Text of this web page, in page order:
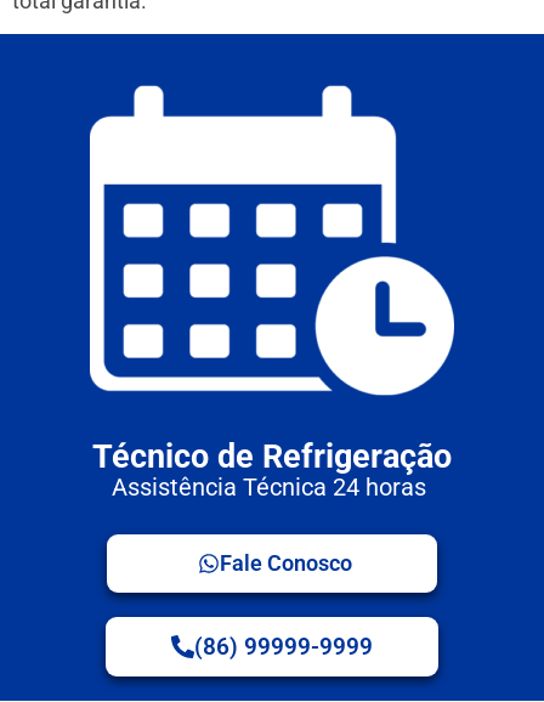
Técnico de Refrigeração
Assistência Técnica 24 horas
Fale Conosco
(86) 99999-9999